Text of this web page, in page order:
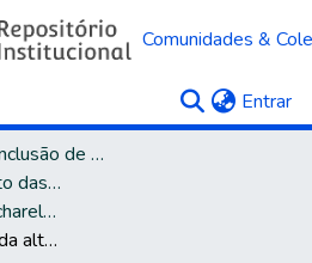
Comunidades &
Entrar
Trabalhos de Conclusão de Curso
Área do Conhecimento das Engenharias
Engenharia Civil - Bacharelado
Análise da influência da alteração de parâmetros de dimensionamento no custo de uma estrutura de concreto armado